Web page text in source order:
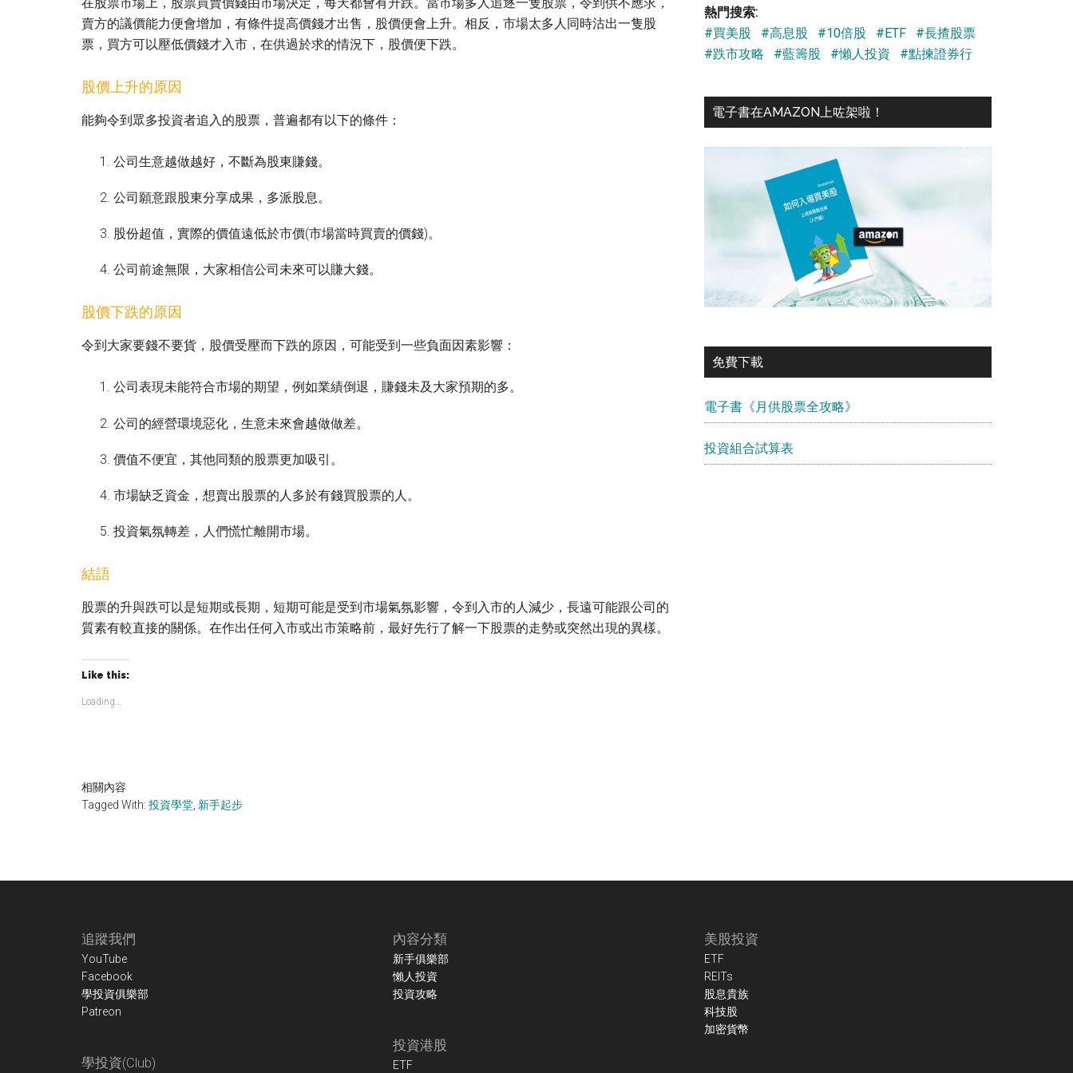
賣方的議價能力便會增加，有條件提高價錢才出售，股價便會上升。相反，市場太多人同時沽出一隻股
票，買方可以壓低價錢才入市，在供過於求的情況下，股價便下跌。
股價上升的原因
能夠令到眾多投資者追入的股票，普遍都有以下的條件：
公司生意越做越好，不斷為股東賺錢。
公司願意跟股東分享成果，多派股息。
股份超值，實際的價值遠低於市價(市場當時買賣的價錢)。
公司前途無限，大家相信公司未來可以賺大錢。
股價下跌的原因
令到大家要錢不要貨，股價受壓而下跌的原因，可能受到一些負面因素影響：
公司表現未能符合市場的期望，例如業績倒退，賺錢未及大家預期的多。
公司的經營環境惡化，生意未來會越做做差。
價值不便宜，其他同類的股票更加吸引。
市場缺乏資金，想賣出股票的人多於有錢買股票的人。
投資氣氛轉差，人們慌忙離開市場。
結語
股票的升與跌可以是短期或長期，短期可能是受到市場氣氛影響，令到入市的人減少，長遠可能跟公司的
質素有較直接的關係。在作出任何入市或出市策略前，最好先行了解一下股票的走勢或突然出現的異樣。
Like this:
Loading...
相關內容
Tagged With: 投資學堂 新手起步
熱門搜索:
#買美股
#高息股 #10倍股 #ETF
#長揸股票
#跌市攻略
#藍籌股 #懶人投資 #點揀證券行
電子書在AMAZON上咗架啦！
免費下載
電子書《月供股票全攻略》
投資組合試算表
追蹤我們
YouTube
Facebook
學投資俱樂部
Patreon
學投資(Club)
內容分類
新手俱樂部
懶人投資
投資攻略
投資港股
ETF
美股投資
ETF
REITs
股息貴族
科技股
加密貨幣